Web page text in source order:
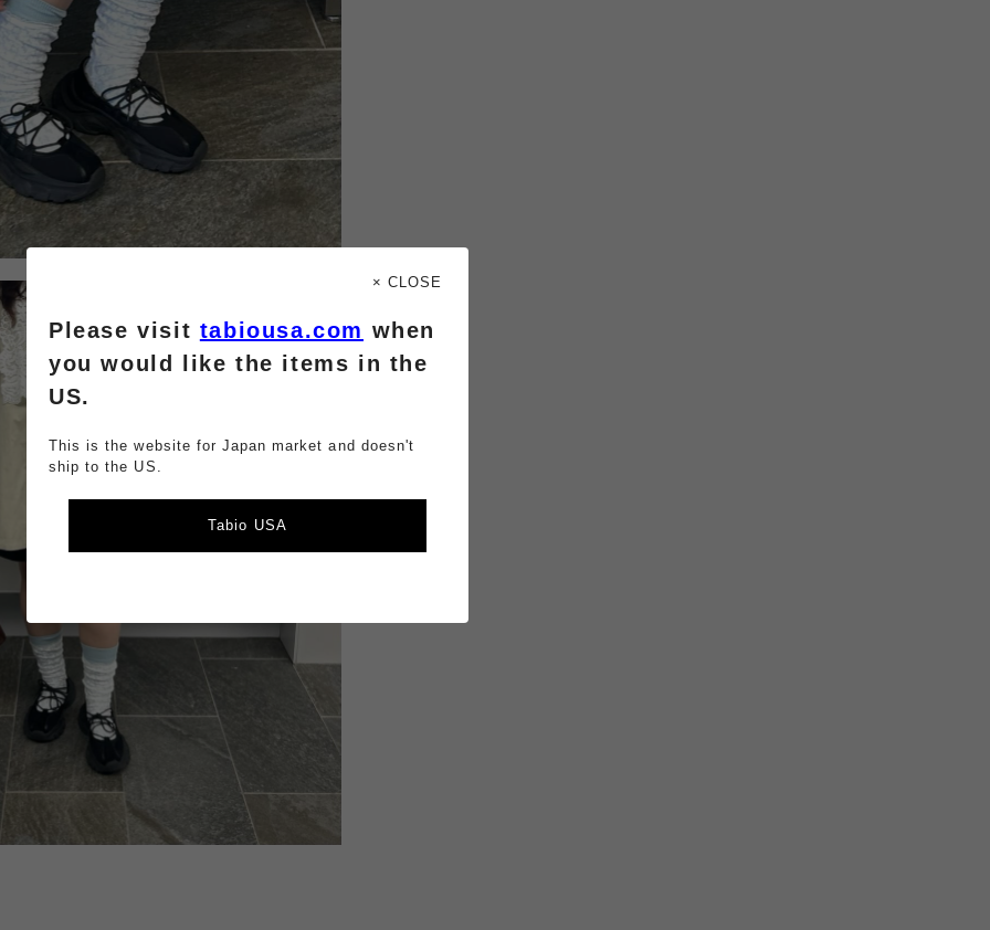
× CLOSE
Please visit tabiousa.com when
you would like the items in the
US.
This is the website for Japan market and doesn't
ship to the US.
Tabio USA